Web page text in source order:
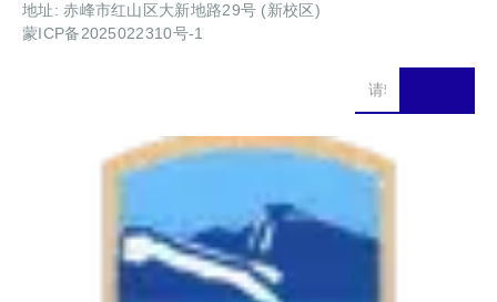
地址: 赤峰市红山区大新地路29号 (新校区)
蒙ICP备2025022310号-1